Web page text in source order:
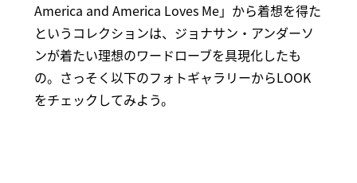
America and America Loves Me」から着想を得た
というコレクションは、ジョナサン・アンダーソ
ンが着たい理想のワードローブを具現化したも
の。さっそく以下のフォトギャラリーからLOOK
をチェックしてみよう。